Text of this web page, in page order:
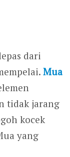
dari
Mua
tidak jarang
kocek
yang